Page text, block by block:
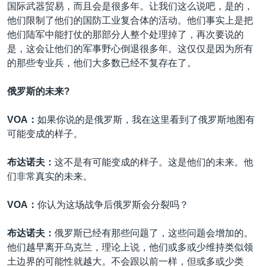
国际武器贸易，而且会是很多年。让我们这么说吧，是的，
他们限制了他们的国防工业复合体的活动。他们事实上是把
他们陆军中能打仗的那部分人整个处理掉了，再次要说的
是，这会让他们的军事野心倒退很多年。这仅仅是因为所有
的那些专业兵，他们大多数已经不复存在了。
俄罗斯的未来?
VOA： 如果你说的是俄罗斯，我在这里看到了俄罗斯地图有
可能变成的样子。
布达诺夫： 这不是有可能变成的样子。这是他们的未来。他
们非常真实的未来。
VOA： 你认为这场战争后俄罗斯会分裂吗？
布达诺夫： 俄罗斯已经有那些问题了，这些问题会增加的。
他们越早离开乌克兰，理论上说，他们或多或少维持类似领
土边界的可能性就越大。不会跟以前一样，但或多或少类